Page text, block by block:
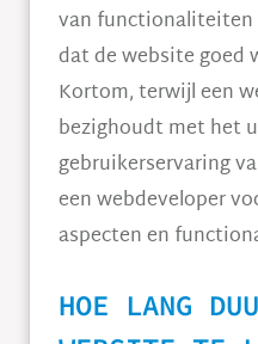
van functionaliteiten
dat de website goed
Kortom, terwijl een
bezighoudt met het
gebruikerservaring
een webdeveloper
aspecten en
HOE LANG